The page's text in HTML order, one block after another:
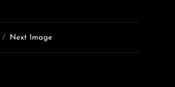
Next Image